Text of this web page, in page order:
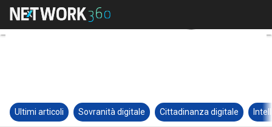
Ultimi articoli Sovranità digitale Cittadinanza digitale